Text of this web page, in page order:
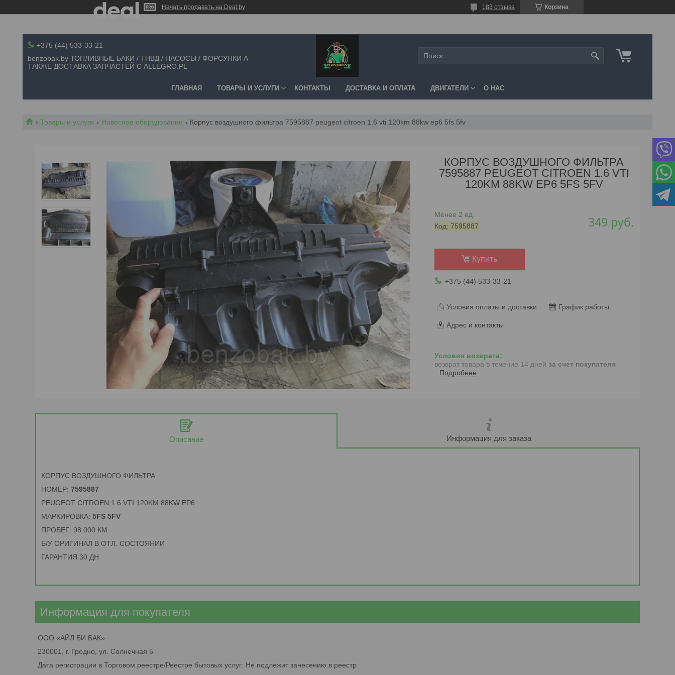
Начать продавать на Deal.by Корзина
183 отзыва
+375 (44) 533-33-21
benzobak.by ТОПЛИВНЫЕ БАКИ / ТНВД / НАСОСЫ / ФОРСУНКИ А
ТАКЖЕ ДОСТАВКА ЗАПЧАСТЕЙ С ALLEGRO.PL
ГЛАВНАЯ ТОВАРЫ И УСЛУГИ КОНТАКТЫ ДОСТАВКА И ОПЛАТА ДВИГАТЕЛИ О НАС
Товары и услуги Навесное оборудование Корпус воздушного фильтра 7595887 peugeot citroen 1.6 vti 120km 88kw ep6 5fs 5fv
КОРПУС ВОЗДУШНОГО ФИЛЬТРА
7595887 PEUGEOT CITROEN 1.6 VTI
120KM 88KW EP6 5FS 5FV
Менее 2 ед.
Код: 7595887 349 руб.
Купить
+375 (44) 533-33-21
Условия оплаты и доставки График работы
Адрес и контакты
возврат товара в течение 14 дней за счет покупателя
Подробнее
Описание Информация для заказа
КОРПУС ВОЗДУШНОГО ФИЛЬТРА
НОМЕР: 7595887
PEUGEOT CITROEN 1.6 VTI 120KM 88KW EP6
МАРКИРОВКА: 5FS 5FV
ПРОБЕГ: 98 000 КМ
Б/У ОРИГИНАЛ В ОТЛ. СОСТОЯНИИ
ГАРАНТИЯ 30 ДН
Информация для покупателя
ООО «АЙЛ БИ БАК»
230001, г. Гродно, ул. Солнечная 5
Дата регистрации в Торговом реестре/Реестре бытовых услуг: Не подлежит занесению в реестр